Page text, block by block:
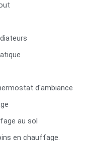
d'ambiance
au sol
en chauffage.